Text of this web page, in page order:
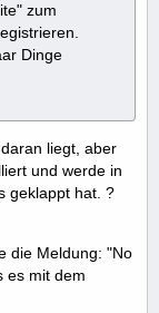
zum
Dinge
liegt, aber
und werde in
geklappt hat. ?
die Meldung: "No
es mit dem